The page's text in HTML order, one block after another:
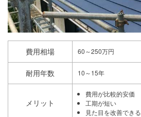
費用相場 60～250万円
耐用年数 10～15年
メリット
費用が比較的安価
工期が短い
見た目を改善できる